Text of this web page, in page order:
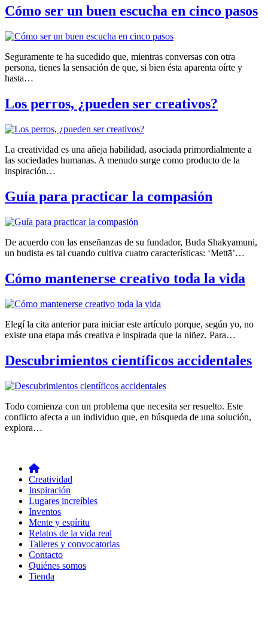
Cómo ser un buen escucha en cinco pasos
Seguramente te ha sucedido que, mientras conversas con otra
persona, tienes la sensación de que, si bien ésta aparenta oírte y
hasta…
Los perros, ¿pueden ser creativos?
La creatividad es una añeja habilidad, asociada primordialmente a
las sociedades humanas. A menudo surge como producto de la
inspiración…
Guía para practicar la compasión
De acuerdo con las enseñanzas de su fundador, Buda Shakyamuni,
un budista es tal cuando cultiva cuatro características: ‘Mettā’…
Cómo mantenerse creativo toda la vida
Elegí la cita anterior para iniciar este artículo porque, según yo, no
existe una etapa más creativa e inspirada que la niñez. Para…
Descubrimientos científicos accidentales
Todo comienza con un problema que necesita ser resuelto. Este
conflicto afecta a un individuo que, en búsqueda de una solución,
explora…
Creatividad
Inspiración
Lugares increíbles
Inventos
Mente y espíritu
Relatos de la vida real
Talleres y convocatorias
Contacto
Quiénes somos
Tienda